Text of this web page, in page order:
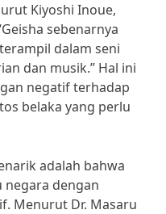
Kiyoshi Inoue,
sebenarnya
dalam seni
dan musik.” Hal ini
negatif terhadap
belaka yang perlu
adalah bahwa
negara dengan
Menurut Dr. Masaru